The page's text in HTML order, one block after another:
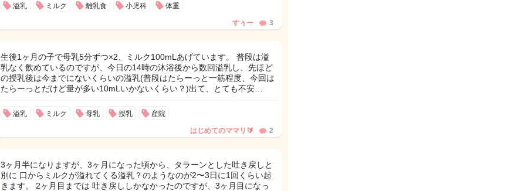
溢乳 ミルク 離乳食 小児科 体重
すぅー 3
生後1ヶ月の子で母乳5分ずつ×2、ミルク100mLあげています。 普段は溢
乳なく飲めているのですが、今日の14時の沐浴後から数回溢乳し、先ほど
の授乳後は今までにないくらいの溢乳(普段はたらーっと一筋程度、今回は
たらーっとだけど量が多い10mLいかないくらい？)出て、とても不安…
溢乳 ミルク 母乳 授乳 産院
はじめてのママリ🔰 2
3ヶ月半になりますが、3ヶ月になった頃から、タラーンとした吐き戻しと
別に 口からミルクが溢れてくる溢乳？のようなのが2〜3日に1回くらい起
きます。 2ヶ月目までは 吐き戻ししかなかったのですが、3ヶ月目になっ